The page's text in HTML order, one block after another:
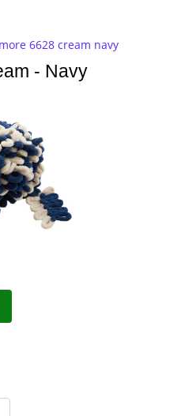
6628 cream navy
- Navy